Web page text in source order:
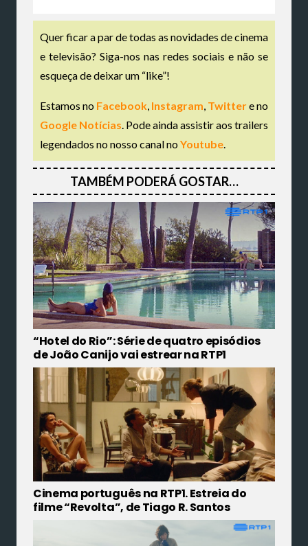
Quer ficar a par de todas as novidades de cinema
e televisão? Siga-nos nas redes sociais e não se
esqueça de deixar um “like”!
Estamos no Facebook, Instagram, Twittere no
Google Notícias. Pode ainda assistir aos trailers
legendados no nosso canal noYoutube.
TAMBÉM PODERÁ GOSTAR…
“Hotel do Rio”: Série de quatro episódios
de João Canijo vai estrear na RTP1
Cinema português na RTP1. Estreia do
filme “Revolta”, de Tiago R. Santos